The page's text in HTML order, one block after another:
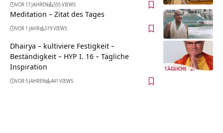
VOR 17 JAHREN 555 VIEWS
Meditation – Zitat des Tages
VOR 1 JAHR 519 VIEWS
Dhairya – kultiviere Festigkeit –
Beständigkeit – HYP I. 16 – Tägliche
Inspiration
VOR 5 JAHREN 441 VIEWS